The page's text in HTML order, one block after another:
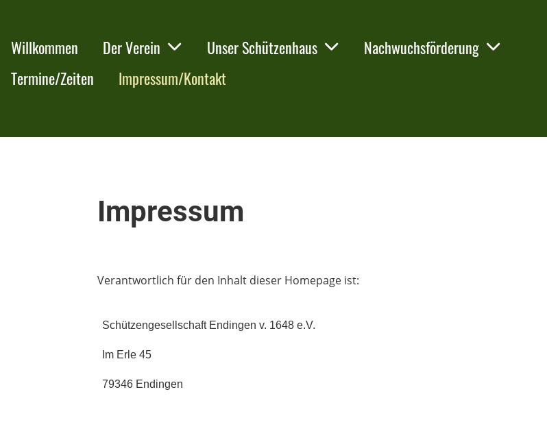
Willkommen Der Verein Unser Schützenhaus
Nachwuchsförderung
Termine/Zeiten
Impressum/Kontakt
Impressum
Verantwortlich für den Inhalt dieser Homepage ist:
Schützengesellschaft Endingen v. 1648 e.V.
Im Erle 45
79346 Endingen